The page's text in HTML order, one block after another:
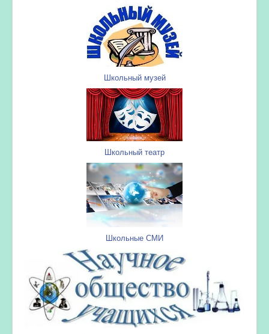
Школьный музей
Школьный театр
Школьные СМИ